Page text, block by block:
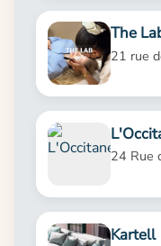
The
21 rue
24 Rue
Kartell